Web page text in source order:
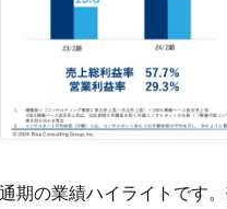
期の業績ハイライトです